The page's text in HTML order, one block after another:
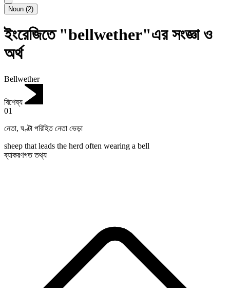
Noun (2)
ইংরেজিতে "bellwether"এর সংজ্ঞা ও
অর্থ
Bellwether
বিশেষ্য
01
নেতা, ঘণ্টা পরিহিত নেতা ভেড়া
sheep that leads the herd often wearing a bell
ব্যাকরণগত তথ্য